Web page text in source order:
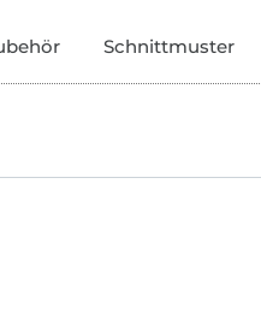
Schnittmuster